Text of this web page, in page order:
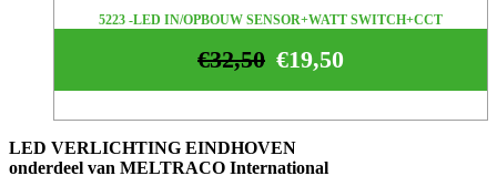
5223 -LED IN/OPBOUW SENSOR+WATT SWITCH+CCT
€19,50
€32,50
LED VERLICHTING EINDHOVEN
onderdeel van MELTRACO International